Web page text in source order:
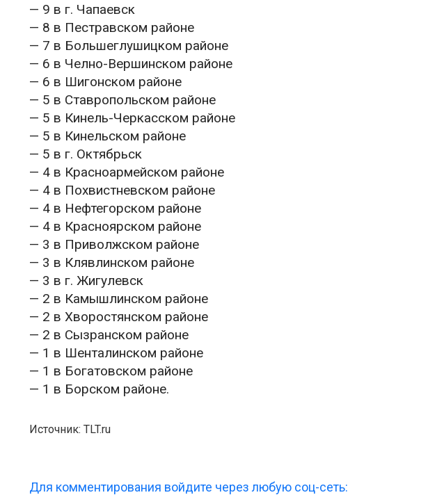
— 9 в г. Чапаевск
— 8 в Пестравском районе
— 7 в Большеглушицком районе
— 6 в Челно-Вершинском районе
— 6 в Шигонском районе
— 5 в Ставропольском районе
— 5 в Кинель-Черкасском районе
— 5 в Кинельском районе
— 5 в г. Октябрьск
— 4 в Красноармейском районе
— 4 в Похвистневском районе
— 4 в Нефтегорском районе
— 4 в Красноярском районе
— 3 в Приволжском районе
— 3 в Клявлинском районе
— 3 в г. Жигулевск
— 2 в Камышлинском районе
— 2 в Хворостянском районе
— 2 в Сызранском районе
— 1 в Шенталинском районе
— 1 в Богатовском районе
— 1 в Борском районе.
Источник: TLT.ru
Для комментирования войдите через любую соц-сеть: